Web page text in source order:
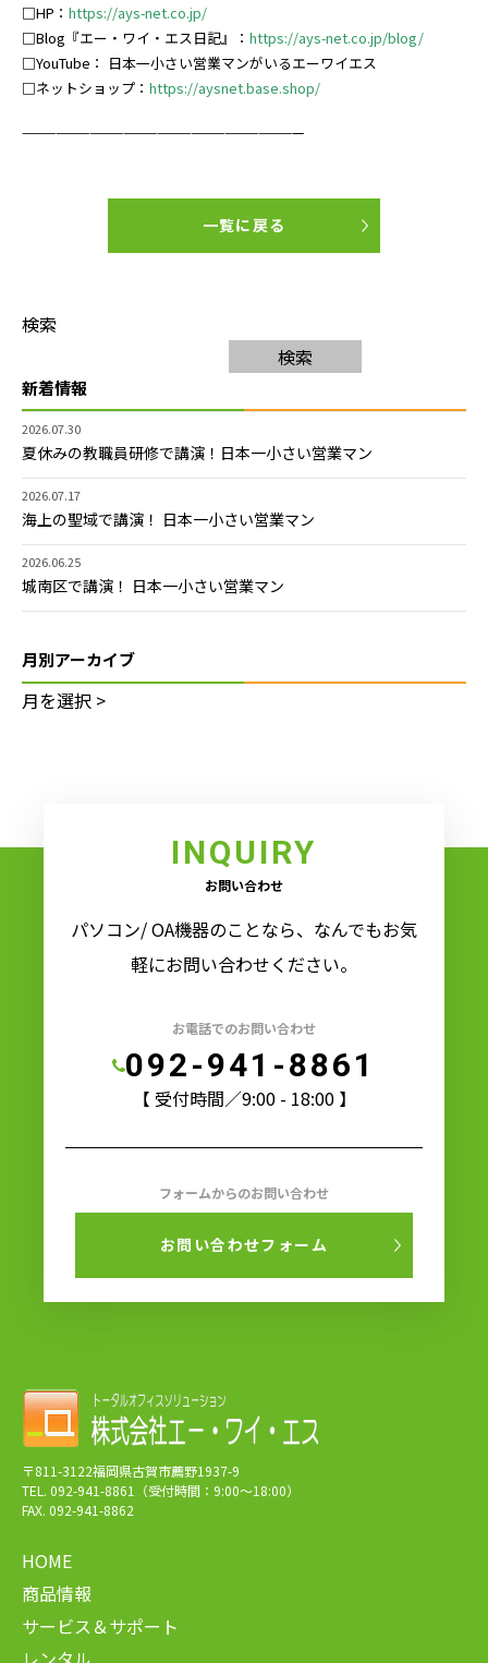
□HP： https://ays-net.co.jp/
□Blog『エー・ワイ・エス日記』： https://ays-net.co.jp/blog/
□YouTube： 日本一小さい営業マンがいるエーワイエス
□ネットショップ： https://aysnet.base.shop/
—————————————————————————
一覧に戻る
検索
検索
新着情報
2026.07.30
夏休みの教職員研修で講演！日本一小さい営業マン
2026.07.17
海上の聖域で講演！ 日本一小さい営業マン
2026.06.25
城南区で講演！ 日本一小さい営業マン
月別アーカイブ
INQUIRY
お問い合わせ
パソコン/ OA機器のことなら、なんでもお気
軽にお問い合わせください。
お電話でのお問い合わせ
092-941-8861
【 受付時間／9:00 - 18:00 】
フォームからのお問い合わせ
お問い合わせフォーム
〒811-3122福岡県古賀市薦野1937-9
TEL. 092-941-8861（受付時間：9:00～18:00）
FAX. 092-941-8862
HOME
商品情報
サービス＆サポート